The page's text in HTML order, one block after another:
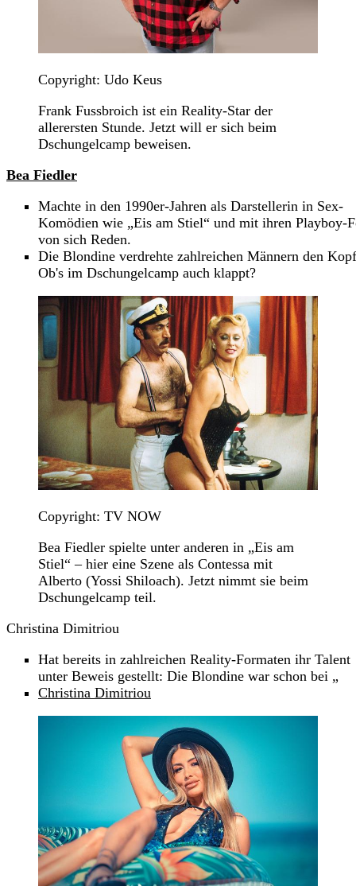
Copyright: Udo Keus
Frank Fussbroich ist ein Reality-Star der
allerersten Stunde. Jetzt will er sich beim
Dschungelcamp beweisen.
Bea Fiedler
Machte in den 1990er-Jahren als Darstellerin in Sex-
Komödien wie „Eis am Stiel“ und mit ihren Playboy-
von sich Reden.
Die Blondine verdrehte zahlreichen Männern den
Ob's im Dschungelcamp auch klappt?
Copyright: TV NOW
Bea Fiedler spielte unter anderen in „Eis am
Stiel“ – hier eine Szene als Contessa mit
Alberto (Yossi Shiloach). Jetzt nimmt sie beim
Dschungelcamp teil.
Christina Dimitriou
Hat bereits in zahlreichen Reality-Formaten ihr Talent
unter Beweis gestellt: Die Blondine war schon bei „
Christina Dimitriou